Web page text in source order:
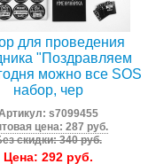
для проведения
"Поздравляем
можно все SOS
набор, чер
s7099455
цена: 287 руб.
скидки: 340 руб.
Цена: 292руб.